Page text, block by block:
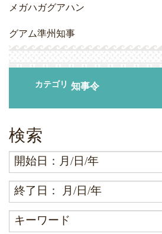
メガハガグアハン
グアム準州知事
カテゴリ 知事令
検索